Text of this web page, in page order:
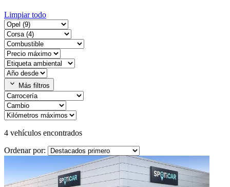
Limpiar todo
expand_more Más filtros
4 vehículos encontrados
Ordenar por: